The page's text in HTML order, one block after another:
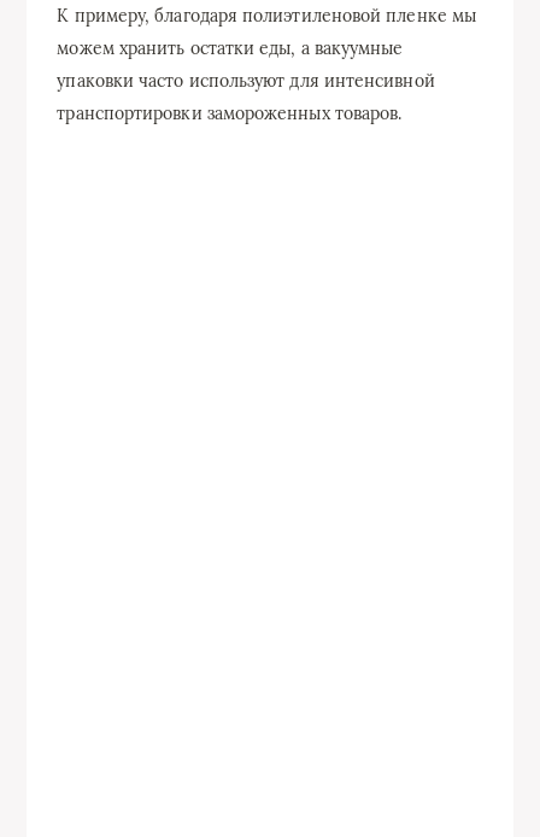
К примеру, благодаря полиэтиленовой пленке мы
можем хранить остатки еды, а вакуумные
упаковки часто используют для интенсивной
транспортировки замороженных товаров.